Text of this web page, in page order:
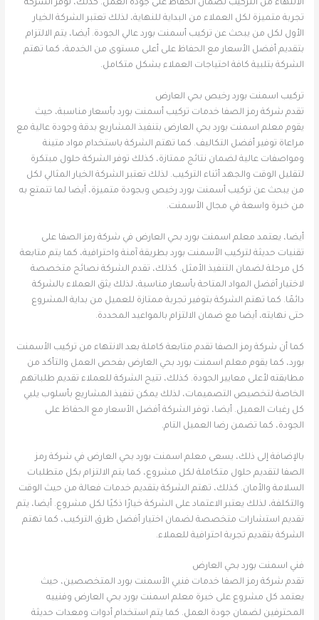
الانتهاء من التركيب لضمان الحفاظ على جودة العمل. كذلك، توفر الشركة
تجربة متميزة لكل العملاء من البداية للنهاية، لذلك تعتبر الشركة الخيار
الأول لكل من يبحث عن تركيب أسمنت بورد عالي الجودة. أيضا، يتم الالتزام
بتقديم أفضل الأسعار مع الحفاظ على أعلى مستوى من الخدمة، كما تهتم
الشركة بتلبية كافة احتياجات العملاء بشكل متكامل.
تركيب اسمنت بورد رخيص بحي العارض
تقدم شركة رمز الصفا خدمات تركيب أسمنت بورد بأسعار مناسبة، حيث
يقوم معلم اسمنت بورد بحي العارض بتنفيذ المشاريع بدقة وجودة عالية مع
مراعاة توفير أفضل التكاليف. كما تهتم الشركة باستخدام مواد متينة
ومواصفات عالية لضمان نتائج ممتازة، كذلك توفر الشركة حلول مبتكرة
لتقليل الوقت والجهد أثناء التركيب. لذلك تعتبر الشركة الخيار المثالي لكل
من يبحث عن تركيب أسمنت بورد رخيص وبجودة متميزة، أيضا لما تتمتع به
من خبرة واسعة في مجال الأسمنت.
أيضا، يعتمد معلم اسمنت بورد بحي العارض في شركة رمز الصفا على
تقنيات حديثة لتركيب الأسمنت بورد بطريقة آمنة واحترافية، كما يتم متابعة
كل مرحلة لضمان التنفيذ الأمثل. كذلك، تقدم الشركة نصائح متخصصة
لاختيار أفضل المواد المتاحة بأسعار مناسبة، لذلك يثق العملاء بالشركة
دائمًا. كما تهتم الشركة بتوفير تجربة ممتازة للعميل من بداية المشروع
حتى نهايته، أيضا مع ضمان الالتزام بالمواعيد المحددة.
كما أن شركة رمز الصفا تقدم متابعة كاملة بعد الانتهاء من تركيب الأسمنت
بورد، كما يقوم معلم اسمنت بورد بحي العارض بفحص العمل والتأكد من
مطابقته لأعلى معايير الجودة. كذلك، تتيح الشركة للعملاء تقديم طلباتهم
الخاصة لتخصيص التصميمات، لذلك يمكن تنفيذ المشاريع بأسلوب يلبي
كل رغبات العميل. أيضا، توفر الشركة أفضل الأسعار مع الحفاظ على
الجودة، كما تضمن رضا العميل التام.
بالإضافة إلى ذلك، يسعى معلم اسمنت بورد بحي العارض في شركة رمز
الصفا لتقديم حلول متكاملة لكل مشروع، كما يتم الالتزام بكل متطلبات
السلامة والأمان. كذلك، تهتم الشركة بتقديم خدمات فعالة من حيث الوقت
والتكلفة، لذلك يعتبر الاعتماد على الشركة خيارًا ذكيًا لكل مشروع. أيضا، يتم
تقديم استشارات متخصصة لضمان اختيار أفضل طرق التركيب، كما تهتم
الشركة بتقديم تجربة احترافية للعملاء.
فني اسمنت بورد بحي العارض
تقدم شركة رمز الصفا خدمات فنيي الأسمنت بورد المتخصصين، حيث
يعتمد كل مشروع على خبرة معلم اسمنت بورد بحي العارض وفنييه
المحترفين لضمان جودة العمل. كما يتم استخدام أدوات ومعدات حديثة